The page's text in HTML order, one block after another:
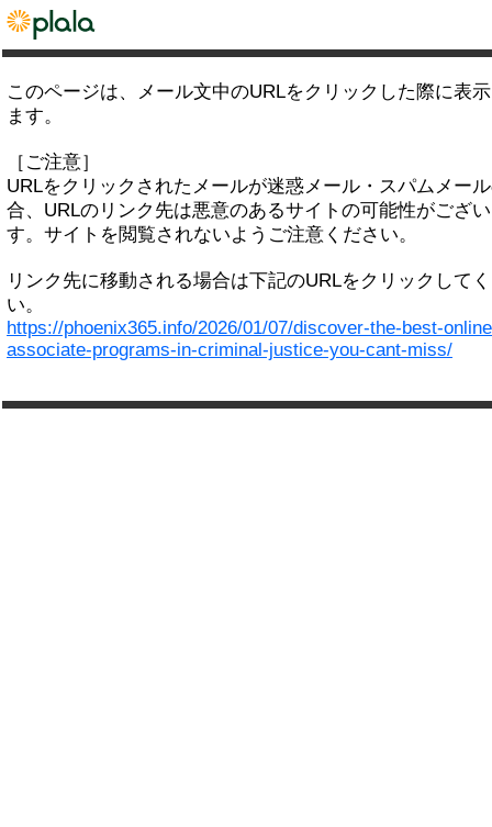
このページは、メール文中のURLをクリックした際に表
ます。
［ご注意］
URLをクリックされたメールが迷惑メール・スパムメー
合、URLのリンク先は悪意のあるサイトの可能性がござ
す。サイトを閲覧されないようご注意ください。
リンク先に移動される場合は下記のURLをクリックして
い。
https://phoenix365.info/2026/01/07/discover-the-best-
associate-programs-in-criminal-justice-you-cant-miss/